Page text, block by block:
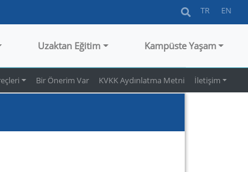
TR EN
Uzaktan Eğitim Kampüste Yaşam
Bir Önerim Var KVKK Aydınlatma Metni İletişim